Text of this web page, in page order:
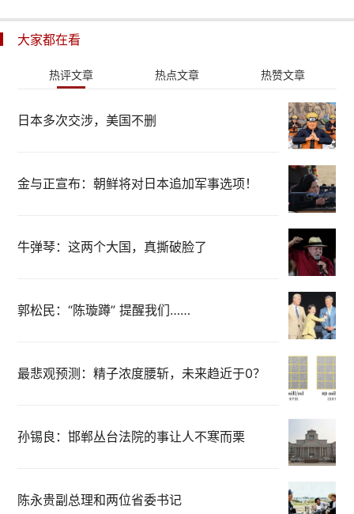
大家都在看
热评文章 热点文章 热赞文章
日本多次交涉，美国不删
金与正宣布：朝鲜将对日本追加军事选项！
牛弹琴：这两个大国，真撕破脸了
郭松民：“陈璇蹲” 提醒我们……
最悲观预测：精子浓度腰斩，未来趋近于0？
孙锡良：邯郸丛台法院的事让人不寒而栗
陈永贵副总理和两位省委书记